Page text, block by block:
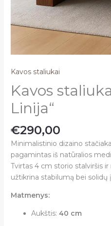
Kavos staliukai
Kavos
Linija“
€290,00
Minimalistinio dizaino
pagamintas iš natūralios
Tvirtas 4 cm storio stalviršis
užtikrina stabilumą bei solidų
Matmenys:
Aukštis: 40 cm